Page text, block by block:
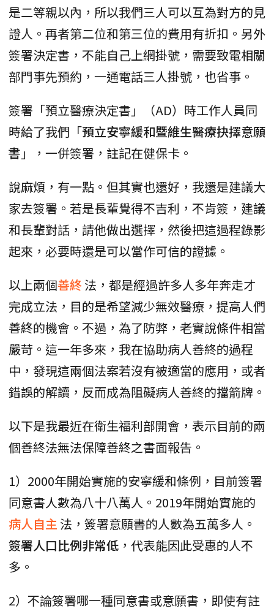
是二等親以內，所以我們三人可以互為對方的見
證人。再者第二位和第三位的費用有折扣。另外
簽署決定書，不能自己上網掛號，需要致電相關
部門事先預約，一通電話三人掛號，也省事。
簽署「預立醫療決定書」（AD）時工作人員同
時給了我們「預立安寧緩和暨維生醫療抉擇意願
書 」，一併簽署，註記在健保卡。
說麻煩，有一點。但其實也還好，我還是建議大
家去簽署。若是長輩覺得不吉利，不肯簽，建議
和長輩對話，請他做出選擇，然後把這過程錄影
起來，必要時還是可以當作可信的證據。
以上兩個善終法，都是經過許多人多年奔走才
完成立法，目的是希望減少無效醫療，提高人們
善終的機會。不過，為了防弊，老實說條件相當
嚴苛。這一年多來，我在協助病人善終的過程
中，發現這兩個法案若沒有被適當的應用，或者
錯誤的解讀，反而成為阻礙病人善終的擋箭牌。
以下是我最近在衛生福利部開會，表示目前的兩
個善終法無法保障善終之書面報告。
1）2000年開始實施的安寧緩和條例，目前簽署
同意書人數為八十八萬人。2019年開始實施的
病人自主 法，簽署意願書的人數為五萬多人。
簽署人口比例非常低 ，代表能因此受惠的人不
多。
2）不論簽署哪一種同意書或意願書，即使有註